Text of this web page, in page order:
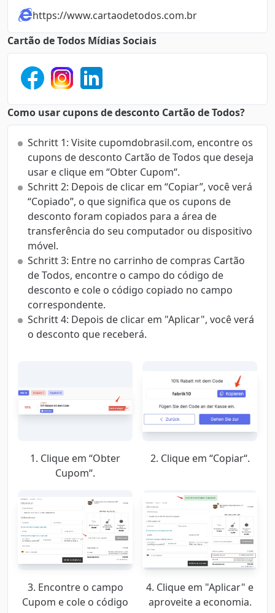
https://www.cartaodetodos.com.br
Cartão de Todos Mídias Sociais
Como usar cupons de desconto Cartão de Todos?
Schritt 1: Visite cupomdobrasil.com, encontre os
cupons de desconto Cartão de Todos que deseja
usar e clique em “Obter Cupom“.
Schritt 2: Depois de clicar em “Copiar”, você verá
“Copiado”, o que significa que os cupons de
desconto foram copiados para a área de
transferência do seu computador ou dispositivo
móvel.
Schritt 3: Entre no carrinho de compras Cartão
de Todos, encontre o campo do código de
desconto e cole o código copiado no campo
correspondente.
Schritt 4: Depois de clicar em "Aplicar", você verá
o desconto que receberá.
1. Clique em “Obter
Cupom“.
2. Clique em “Copiar“.
3. Encontre o campo
Cupom e cole o código
4. Clique em "Aplicar" e
aproveite a economia.